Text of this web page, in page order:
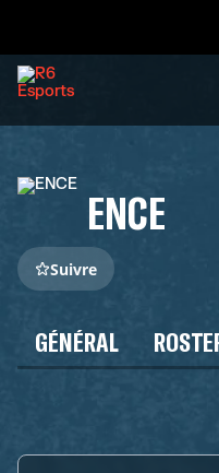
ENCE
Suivre
GÉNÉRAL